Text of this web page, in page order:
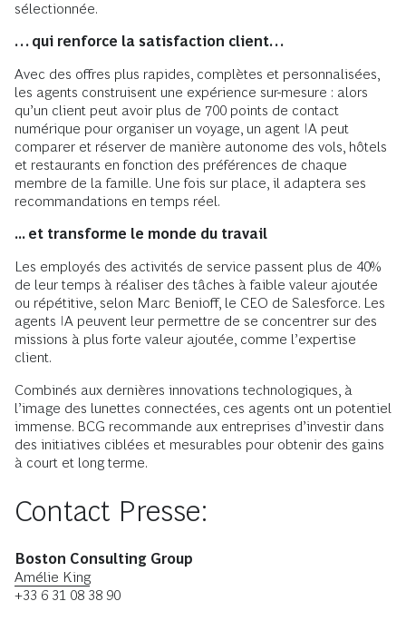
sélectionnée.
… qui renforce la satisfaction client…
Avec des offres plus rapides, complètes et personnalisées,
les agents construisent une expérience sur-mesure : alors
qu’un client peut avoir plus de 700 points de contact
numérique pour organiser un voyage, un agent IA peut
comparer et réserver de manière autonome des vols, hôtels
et restaurants en fonction des préférences de chaque
membre de la famille. Une fois sur place, il adaptera ses
recommandations en temps réel.
... et transforme le monde du travail
Les employés des activités de service passent plus de 40%
de leur temps à réaliser des tâches à faible valeur ajoutée
ou répétitive, selon Marc Benioff, le CEO de Salesforce. Les
agents IA peuvent leur permettre de se concentrer sur des
missions à plus forte valeur ajoutée, comme l’expertise
client.
Combinés aux dernières innovations technologiques, à
l’image des lunettes connectées, ces agents ont un potentiel
immense. BCG recommande aux entreprises d’investir dans
des initiatives ciblées et mesurables pour obtenir des gains
à court et long terme.
Contact Presse:
Boston Consulting Group
Amélie King
+33 6 31 08 38 90